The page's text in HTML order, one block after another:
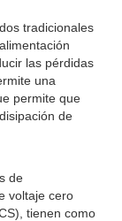
tradicionales
las pérdidas
una
permite que
de
de
voltaje cero
tienen como